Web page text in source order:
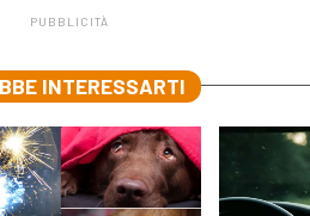
PUBBLICITÀ
INTERESSARTI